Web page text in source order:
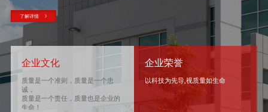
了解详情
企业文化
质量是一个准则，质量是一个忠
诚，
质量是一个责任，质量也是企业的
生命！
企业荣誉
以科技为先导,视质量如生命